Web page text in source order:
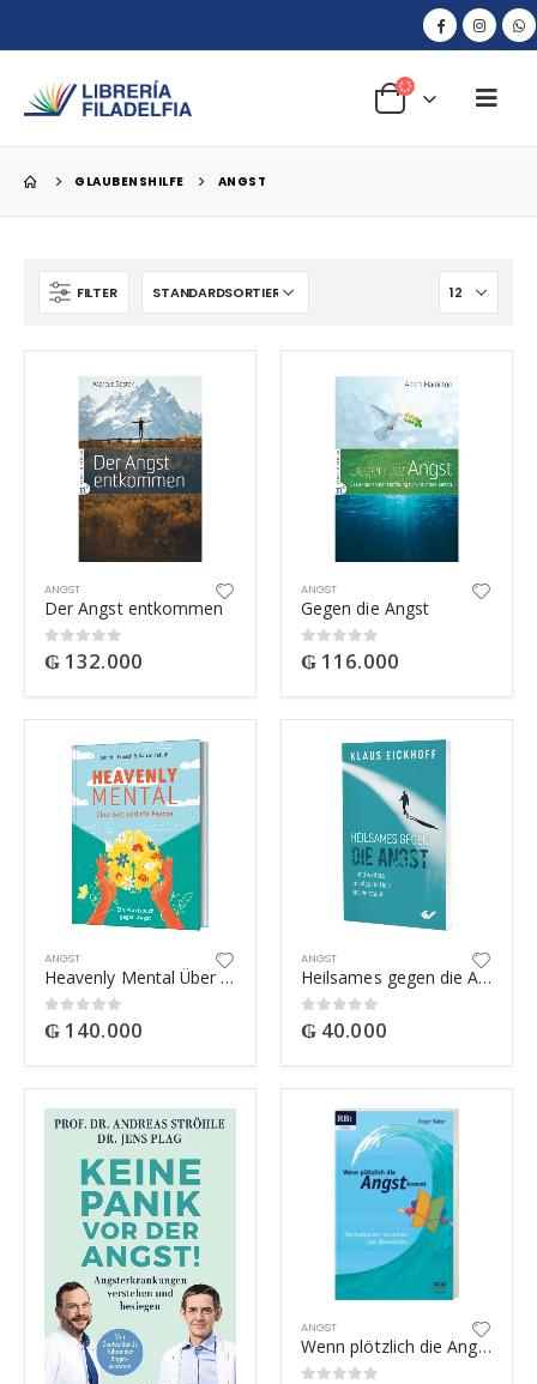
GLAUBENSHILFE ANGST
FILTER
ANGST
Der Angst entkommen
0out of 5
₲ 132.000
ANGST
Gegen die Angst
0out of 5
₲ 116.000
ANGST
Heavenly Mental Über Gott und die Psyche
0out of 5
₲ 140.000
ANGST
Heilsames gegen die Angst
0out of 5
₲ 40.000
ANGST
Wenn plötzlich die Angst kommt